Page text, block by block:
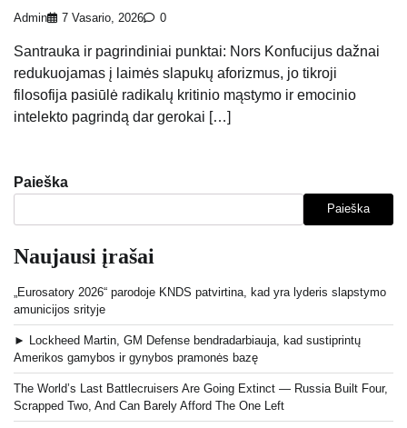
Admin 7 Vasario, 2026 0
Santrauka ir pagrindiniai punktai: Nors Konfucijus dažnai
redukuojamas į laimės slapukų aforizmus, jo tikroji
filosofija pasiūlė radikalų kritinio mąstymo ir emocinio
intelekto pagrindą dar gerokai […]
Paieška
Paieška
Naujausi įrašai
„Eurosatory 2026“ parodoje KNDS patvirtina, kad yra lyderis slapstymo
amunicijos srityje
► Lockheed Martin, GM Defense bendradarbiauja, kad sustiprintų
Amerikos gamybos ir gynybos pramonės bazę
The World’s Last Battlecruisers Are Going Extinct — Russia Built Four,
Scrapped Two, And Can Barely Afford The One Left